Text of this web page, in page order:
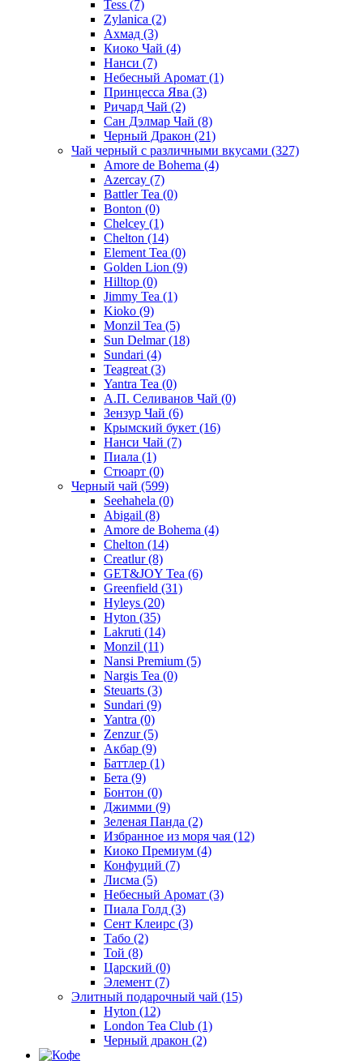
Tess (7)
Zylanica (2)
Ахмад (3)
Киоко Чай (4)
Нанси (7)
Небесный Аромат (1)
Принцесса Ява (3)
Ричард Чай (2)
Сан Дэлмар Чай (8)
Черный Дракон (21)
Чай черный с различными вкусами (327)
Amore de Bohema (4)
Azercay (7)
Battler Tea (0)
Bonton (0)
Chelcey (1)
Chelton (14)
Element Tea (0)
Golden Lion (9)
Hilltop (0)
Jimmy Tea (1)
Kioko (9)
Monzil Tea (5)
Sun Delmar(18)
Sundari (4)
Teagreat (3)
Yantra Tea (0)
А.П. Селиванов Чай (0)
Зензур Чай (6)
Крымский букет (16)
Нанси Чай (7)
Пиала (1)
Стюарт (0)
Черный чай (599)
Seehahela (0)
Abigail (8)
Amore de Bohema (4)
Chelton (14)
Creatlur(8)
GET&JOY Tea (6)
Greenfield (31)
Hyleys (20)
Hyton (35)
Lakruti (14)
Monzil (11)
Nansi Premium (5)
Nargis Tea (0)
Steuarts (3)
Sundari (9)
Yantra (0)
Zenzur(5)
Акбар (9)
Баттлер (1)
Бета (9)
Бонтон (0)
Джимми (9)
Зеленая Панда (2)
Избранное из моря чая (12)
Киоко Премиум (4)
Конфуций (7)
Лисма (5)
Небесный Аромат (3)
Пиала Голд (3)
Сент Клеирс (3)
Табо (2)
Той (8)
Царский (0)
Элемент (7)
Элитный подарочный чай (15)
Hyton (12)
London Tea Club (1)
Черный дракон (2)